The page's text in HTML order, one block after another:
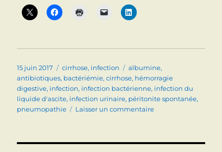
Publié
le
15 juin 2017 Catégories
cirrhose, infection Étiquettes
albumine,
antibiotiques, bactériémie,cirrhose, hémorragie
digestive, infection, infection bactérienne, infection du
liquide d'ascite, infection urinaire, péritonite spontanée,
pneumopathie
Laisser un commentairesur